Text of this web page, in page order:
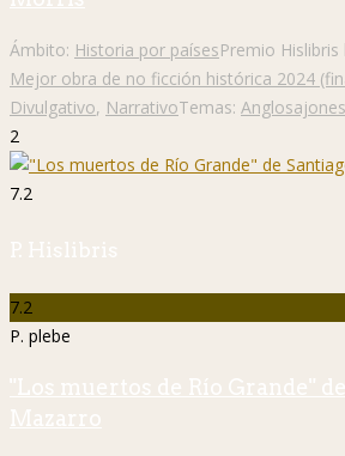
Ámbito: Historia por paísesPremio
Mejor obra de no ficción histórica 2024
Divulgativo, NarrativoTemas: Anglosajones
2
7.2
P. Hislibris
7.2
P. plebe
"Los muertos de Río Grande"
Mazarro